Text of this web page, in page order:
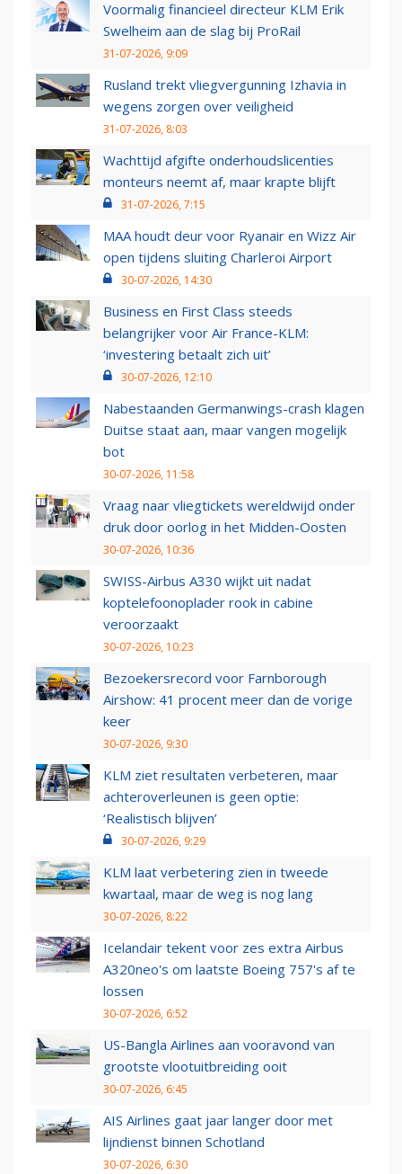
Voormalig financieel directeur KLM Erik
Swelheim aan de slag bij ProRail
31-07-2026, 9:09
Rusland trekt vliegvergunning Izhavia in
wegens zorgen over veiligheid
31-07-2026, 8:03
Wachttijd afgifte onderhoudslicenties
monteurs neemt af, maar krapte blijft
31-07-2026, 7:15
MAA houdt deur voor Ryanair en Wizz Air
open tijdens sluiting Charleroi Airport
30-07-2026, 14:30
Business en First Class steeds
belangrijker voor Air France-KLM:
‘investering betaalt zich uit’
30-07-2026, 12:10
Nabestaanden Germanwings-crash klagen
Duitse staat aan, maar vangen mogelijk
bot
30-07-2026, 11:58
Vraag naar vliegtickets wereldwijd onder
druk door oorlog in het Midden-Oosten
30-07-2026, 10:36
SWISS-Airbus A330 wijkt uit nadat
koptelefoonoplader rook in cabine
veroorzaakt
30-07-2026, 10:23
Bezoekersrecord voor Farnborough
Airshow: 41 procent meer dan de vorige
keer
30-07-2026, 9:30
KLM ziet resultaten verbeteren, maar
achteroverleunen is geen optie:
‘Realistisch blijven’
30-07-2026, 9:29
KLM laat verbetering zien in tweede
kwartaal, maar de weg is nog lang
30-07-2026, 8:22
Icelandair tekent voor zes extra Airbus
A320neo's om laatste Boeing 757's af te
lossen
30-07-2026, 6:52
US-Bangla Airlines aan vooravond van
grootste vlootuitbreiding ooit
30-07-2026, 6:45
AIS Airlines gaat jaar langer door met
lijndienst binnen Schotland
30-07-2026, 6:30